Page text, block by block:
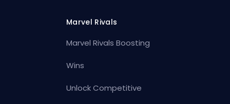
Marvel Rivals
Marvel Rivals Boosting
Wins
Unlock Competitive